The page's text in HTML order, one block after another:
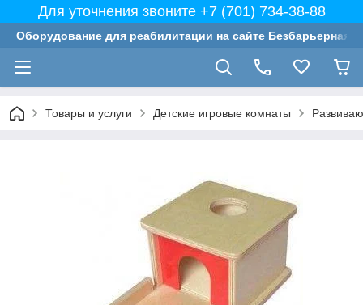
Для уточнения звоните +7 (701) 734-38-88
Оборудование для реабилитации на сайте Безбарьерная
Товары и услуги Детские игровые комнаты